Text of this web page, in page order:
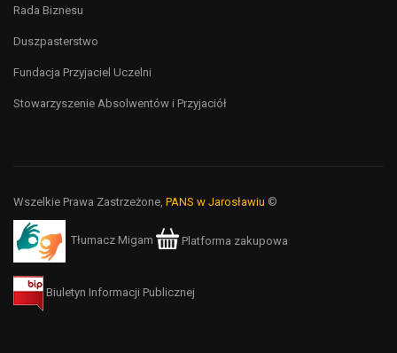
Rada Biznesu
Duszpasterstwo
Fundacja Przyjaciel Uczelni
Stowarzyszenie Absolwentów i Przyjaciół
Wszelkie Prawa Zastrzeżone, PANS w Jarosławiu ©
Tłumacz Migam Platforma zakupowa
Biuletyn Informacji Publicznej